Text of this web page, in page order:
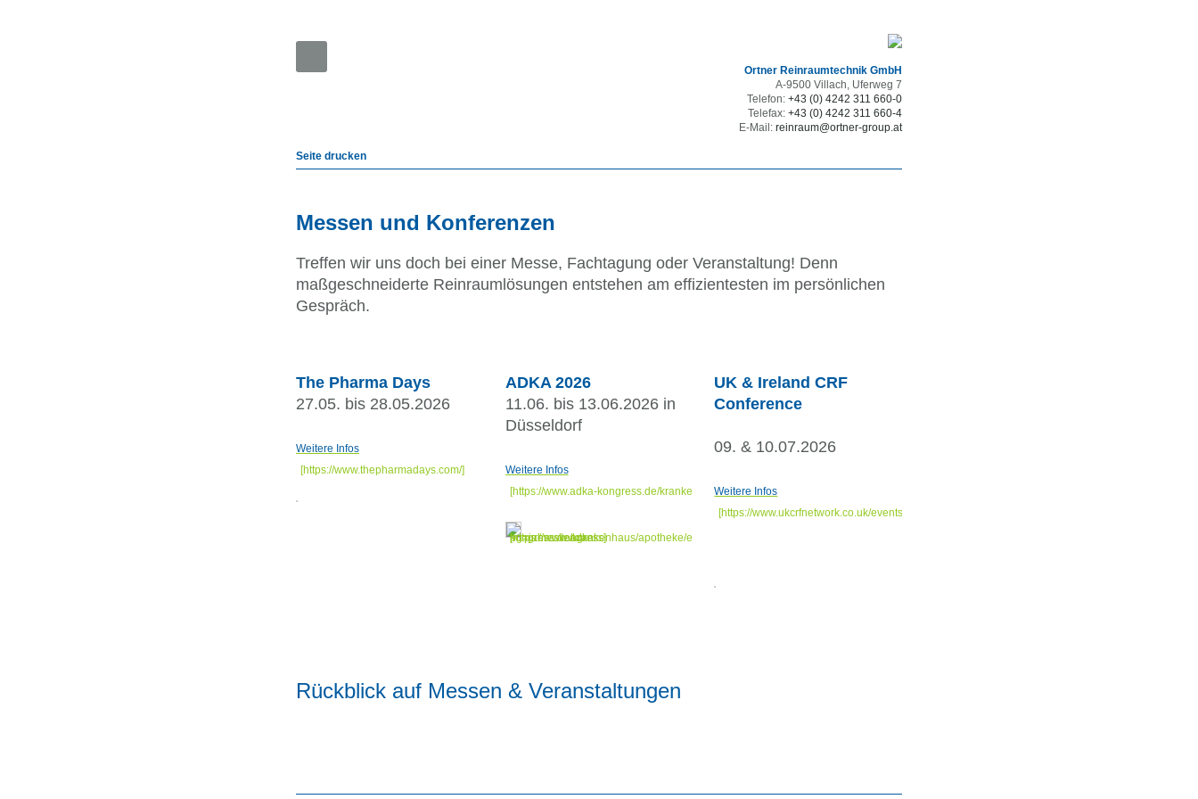
Mobile-Version
Druck-Version
Seite drucken
Ortner Reinraumtechnik GmbH
A-9500 Villach, Uferweg 7
Telefon:+43 (0) 4242 311 660-0
Telefax:+43 (0) 4242 311 660-4
E-Mail:reinraum@ortner-group.at
Messen und Konferenzen
Treffen wir uns doch bei einer Messe, Fachtagung oder Veranstaltung! Denn
maßgeschneiderte Reinraumlösungen entstehen am effizientesten im persönlichen
Gespräch.
The Pharma Days
27.05. bis 28.05.2026
Weitere Infos
ADKA 2026
11.06. bis 13.06.2026 in
Düsseldorf
Weitere Infos
UK & Ireland CRF
Conference
09. & 10.07.2026
Weitere Infos
Rückblick auf Messen & Veranstaltungen